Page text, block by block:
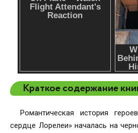
Краткое содержание
Романтическая история
сердце Лорелеи» началась на